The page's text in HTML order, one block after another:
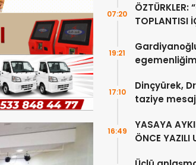
ÖZTÜRKLER:
TOPLANTISI
07:20
19:21
Dinçyürek,
taziye
17:10
YASAYA
ÖNCE YAZILI
16:49